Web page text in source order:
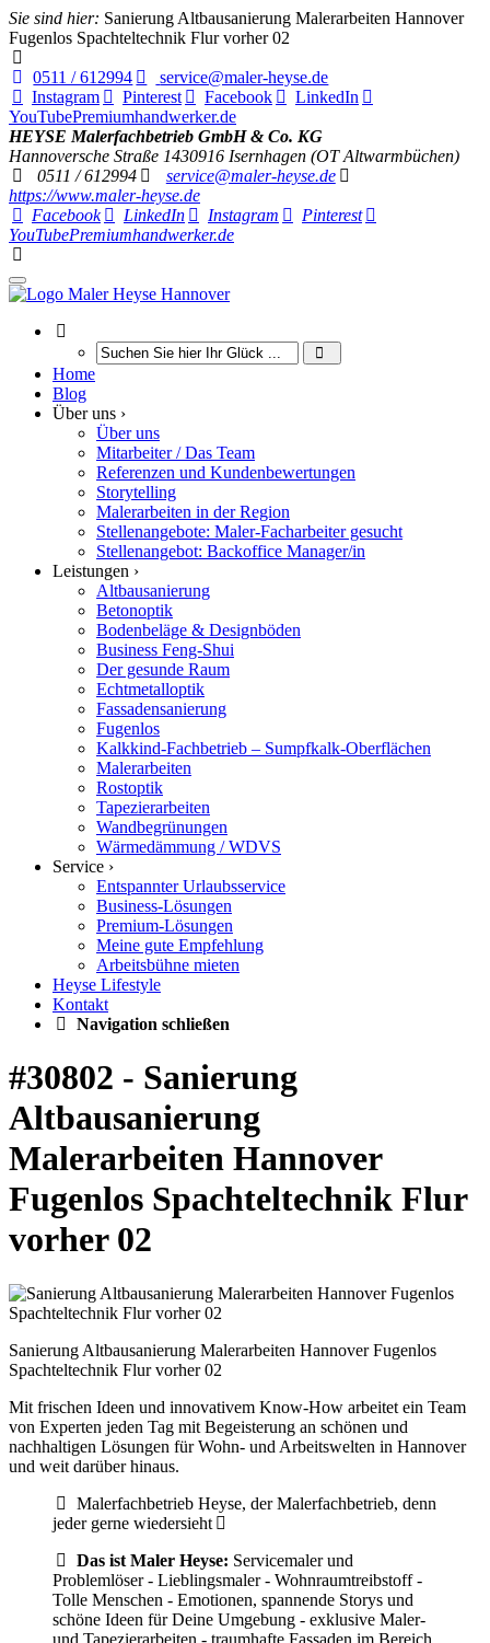
Sie sind hier: Sanierung Altbausanierung Malerarbeiten Hannover
Fugenlos Spachteltechnik Flur vorher 02
0511 / 612994
service@maler-heyse.de
Instagram
Pinterest Facebook
LinkedIn
YouTubePremiumhandwerker.de
HEYSE Malerfachbetrieb GmbH & Co. KG
Hannoversche Straße 1430916 Isernhagen (OT Altwarmbüchen)
0511 / 612994
service@maler-heyse.de
https://www.maler-heyse.de
Facebook
LinkedIn Instagram
Pinterest
YouTubePremiumhandwerker.de
Home
Blog
Über uns ›
Über uns
Mitarbeiter / Das Team
Referenzen und Kundenbewertungen
Storytelling
Malerarbeiten in der Region
Stellenangebote: Maler-Facharbeiter gesucht
Stellenangebot: Backoffice Manager/in
Leistungen ›
Altbausanierung
Betonoptik
Bodenbeläge & Designböden
Business Feng-Shui
Der gesunde Raum
Echtmetalloptik
Fassadensanierung
Fugenlos
Kalkkind-Fachbetrieb – Sumpfkalk-Oberflächen
Malerarbeiten
Rostoptik
Tapezierarbeiten
Wandbegrünungen
Wärmedämmung / WDVS
Service ›
Entspannter Urlaubsservice
Business-Lösungen
Premium-Lösungen
Meine gute Empfehlung
Arbeitsbühne mieten
Heyse Lifestyle
Kontakt
Navigation schließen
#30802 - Sanierung
Altbausanierung
Malerarbeiten Hannover
Fugenlos Spachteltechnik Flur
vorher 02
Sanierung Altbausanierung Malerarbeiten Hannover Fugenlos
Spachteltechnik Flur vorher 02
Mit frischen Ideen und innovativem Know-How arbeitet ein Team
von Experten jeden Tag mit Begeisterung an schönen und
nachhaltigen Lösungen für Wohn- und Arbeitswelten in Hannover
und weit darüber hinaus.
Malerfachbetrieb Heyse, der Malerfachbetrieb, denn
jeder gerne wiedersieht
Das ist Maler Heyse: Servicemaler und
Problemlöser - Lieblingsmaler - Wohnraumtreibstoff -
Tolle Menschen - Emotionen, spannende Storys und
schöne Ideen für Deine Umgebung - exklusive Maler-
und Tapezierarbeiten - traumhafte Fassaden im Bereich